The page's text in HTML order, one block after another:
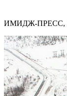
ИМИДЖ-ПРЕСС,